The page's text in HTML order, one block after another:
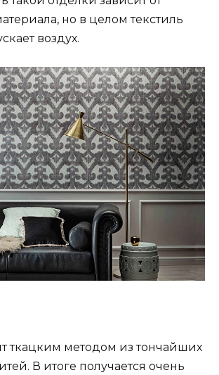
но в целом текстиль
воздух.
ткацким методом из тончайших
В итоге получается очень